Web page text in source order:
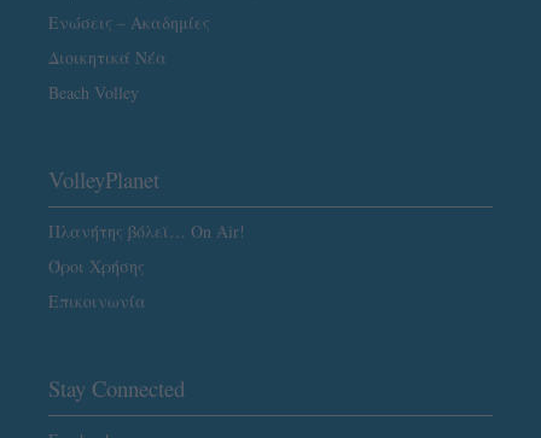
Ενώσεις – Ακαδημίες
Διοικητικά Νέα
Beach Volley
VolleyPlanet
Πλανήτης βόλεϊ… On Air!
Όροι Χρήσης
Επικοινωνία
Stay Connected